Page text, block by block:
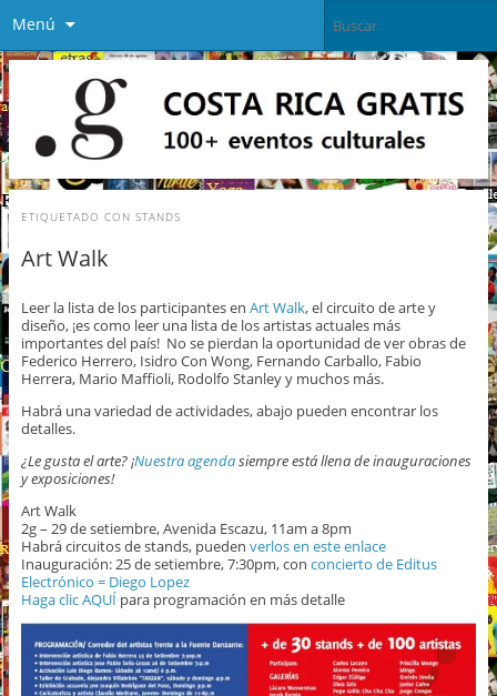
Menú
ETIQUETADO CON STANDS
Art Walk
Leer la lista de los participantes en Art Walk, el circuito de arte y
diseño, ¡es como leer una lista de los artistas actuales más
importantes del país! No se pierdan la oportunidad de ver obras de
Federico Herrero, Isidro Con Wong, Fernando Carballo, Fabio
Herrera, Mario Maffioli, Rodolfo Stanley y muchos más.
Habrá una variedad de actividades, abajo pueden encontrar los
detalles.
¿Le gusta el arte? ¡Nuestra agendasiempre está llena de inauguraciones
y exposiciones!
Art Walk
2g – 29 de setiembre, Avenida Escazu, 11am a 8pm
Habrá circuitos de stands, pueden verlos en este enlace
Inauguración: 25 de setiembre, 7:30pm, con concierto de Editus
Electrónico = Diego Lopez
Haga clic AQUÍpara programación en más detalle